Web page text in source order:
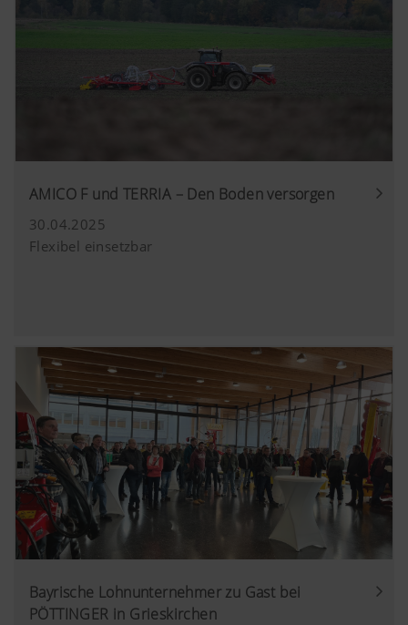
AMICO F und TERRIA – Den Boden versorgen
30.04.2025
Flexibel einsetzbar
Bayrische Lohnunternehmer zu Gast bei
PÖTTINGER in Grieskirchen